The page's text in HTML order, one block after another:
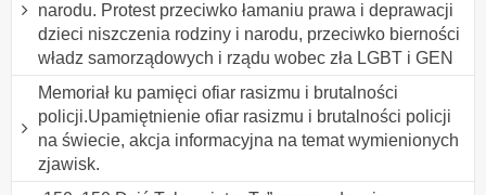
narodu. Protest przeciwko łamaniu prawa i deprawacji
dzieci niszczenia rodziny i narodu, przeciwko bierności
władz samorządowych i rządu wobec zła LGBT i GEN
Memoriał ku pamięci ofiar rasizmu i brutalności
policji.Upamiętnienie ofiar rasizmu i brutalności policji
na świecie, akcja informacyjna na temat wymienionych
zjawisk.